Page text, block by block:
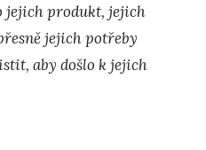
jejich produkt, jejich
jejich potřeby
aby došlo k jejich